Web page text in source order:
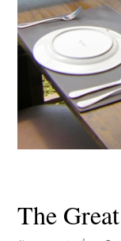
The